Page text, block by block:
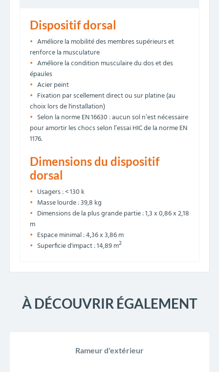
Dispositif dorsal
Améliore la mobilité des membres supérieurs et
renforce la musculature
Améliore la condition musculaire du dos et des
épaules
Acier peint
Fixation par scellement direct ou sur platine (au
choix lors de l'installation)
Selon la norme EN 16630 : aucun sol n’est nécessaire
pour amortir les chocs selon l’essai HIC de la norme EN
1176.
Dimensions du dispositif
dorsal
Usagers : < 130 k
Masse lourde : 39,8 kg
Dimensions de la plus grande partie : 1,3 x 0,86 x 2,18
m
Espace minimal : 4,36 x 3,86 m
Superficie d'impact : 14,89 m2
À DÉCOUVRIR ÉGALEMENT
Rameur d'extérieur